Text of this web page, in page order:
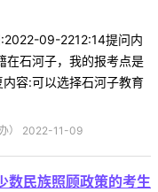
09-2212:14提问内
在石河子，我的报考点是
容:可以选择石河子教育
） 2022-11-09
数民族照顾政策的考生